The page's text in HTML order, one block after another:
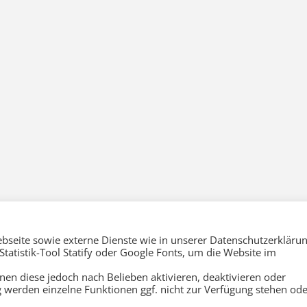
sowie externe Dienste wie in unserer
Tool Statify oder Google Fonts, um die Website im
diese jedoch nach Belieben aktivieren, deaktivieren oder
einzelne Funktionen ggf. nicht zur Verfügung stehen